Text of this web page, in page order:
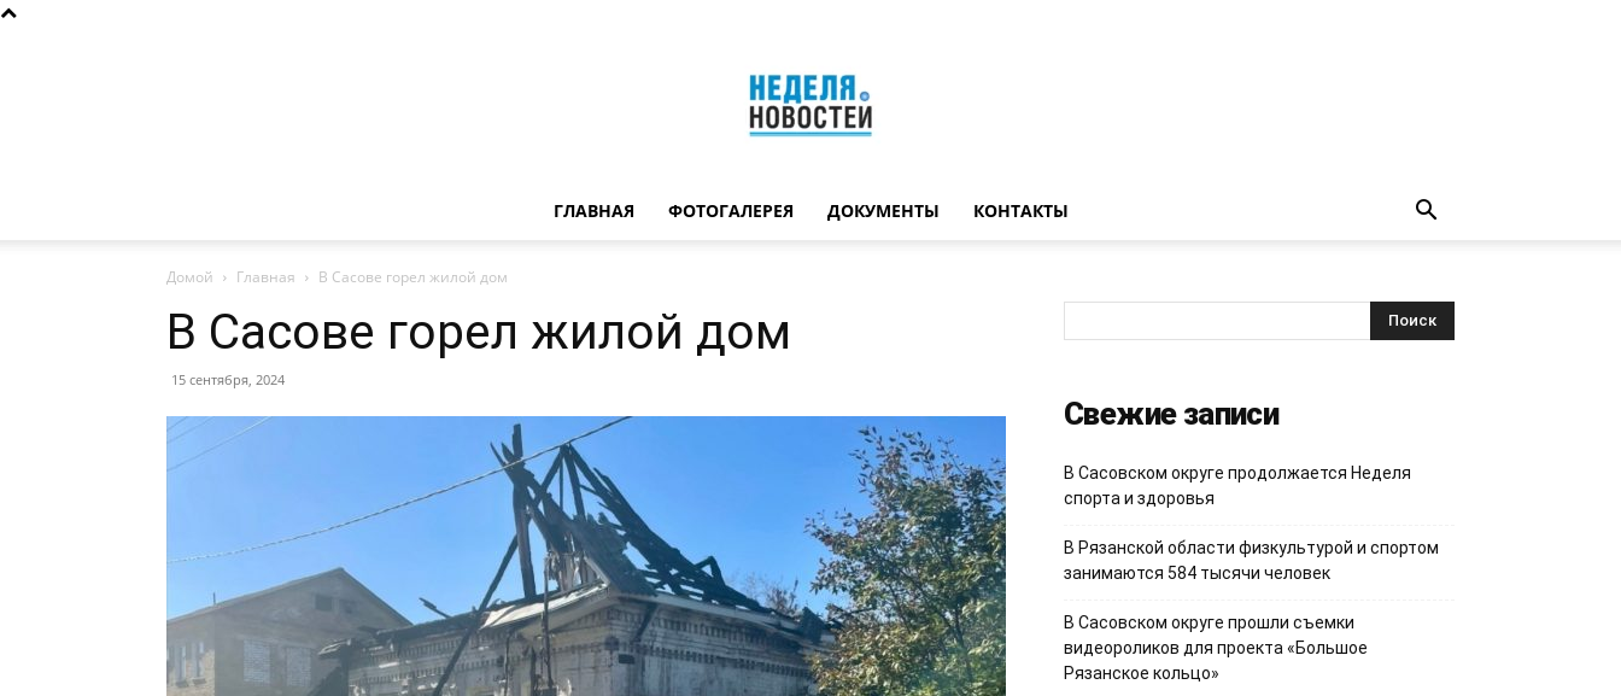
ГЛАВНАЯ ФОТОГАЛЕРЕЯ ДОКУМЕНТЫ КОНТАКТЫ
Домой Главная В Сасове горел жилой дом
В Сасове горел жилой дом
15 сентября, 2024
Свежие записи
В Сасовском округе продолжается Неделя
спорта и здоровья
В Рязанской области физкультурой и спортом
занимаются 584 тысячи человек
В Сасовском округе прошли съемки
видеороликов для проекта «Большое
Рязанское кольцо»